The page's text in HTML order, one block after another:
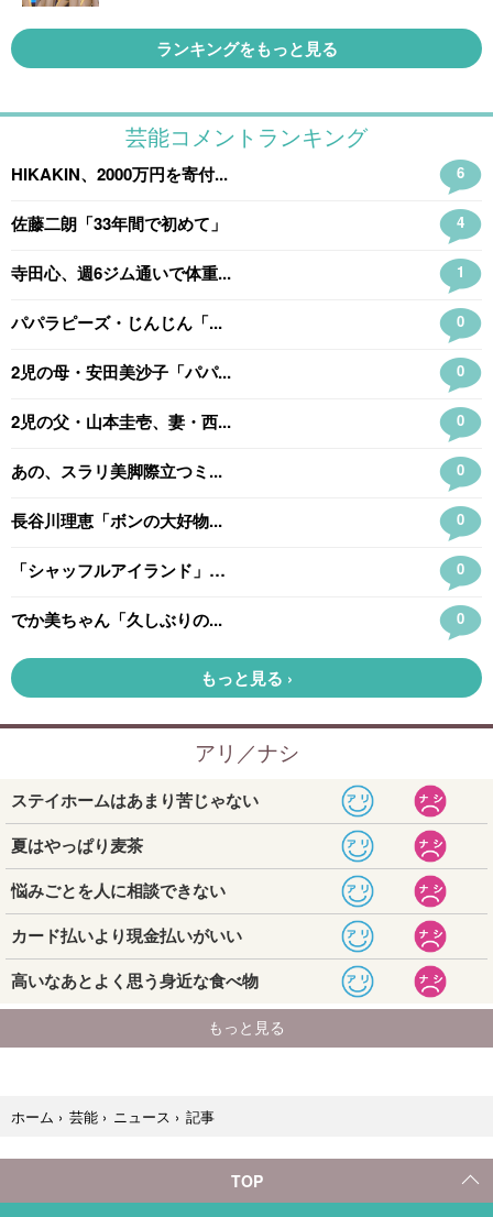
ランキングをもっと見る
ホーム › 芸能 › ニュース › 記事
TOP